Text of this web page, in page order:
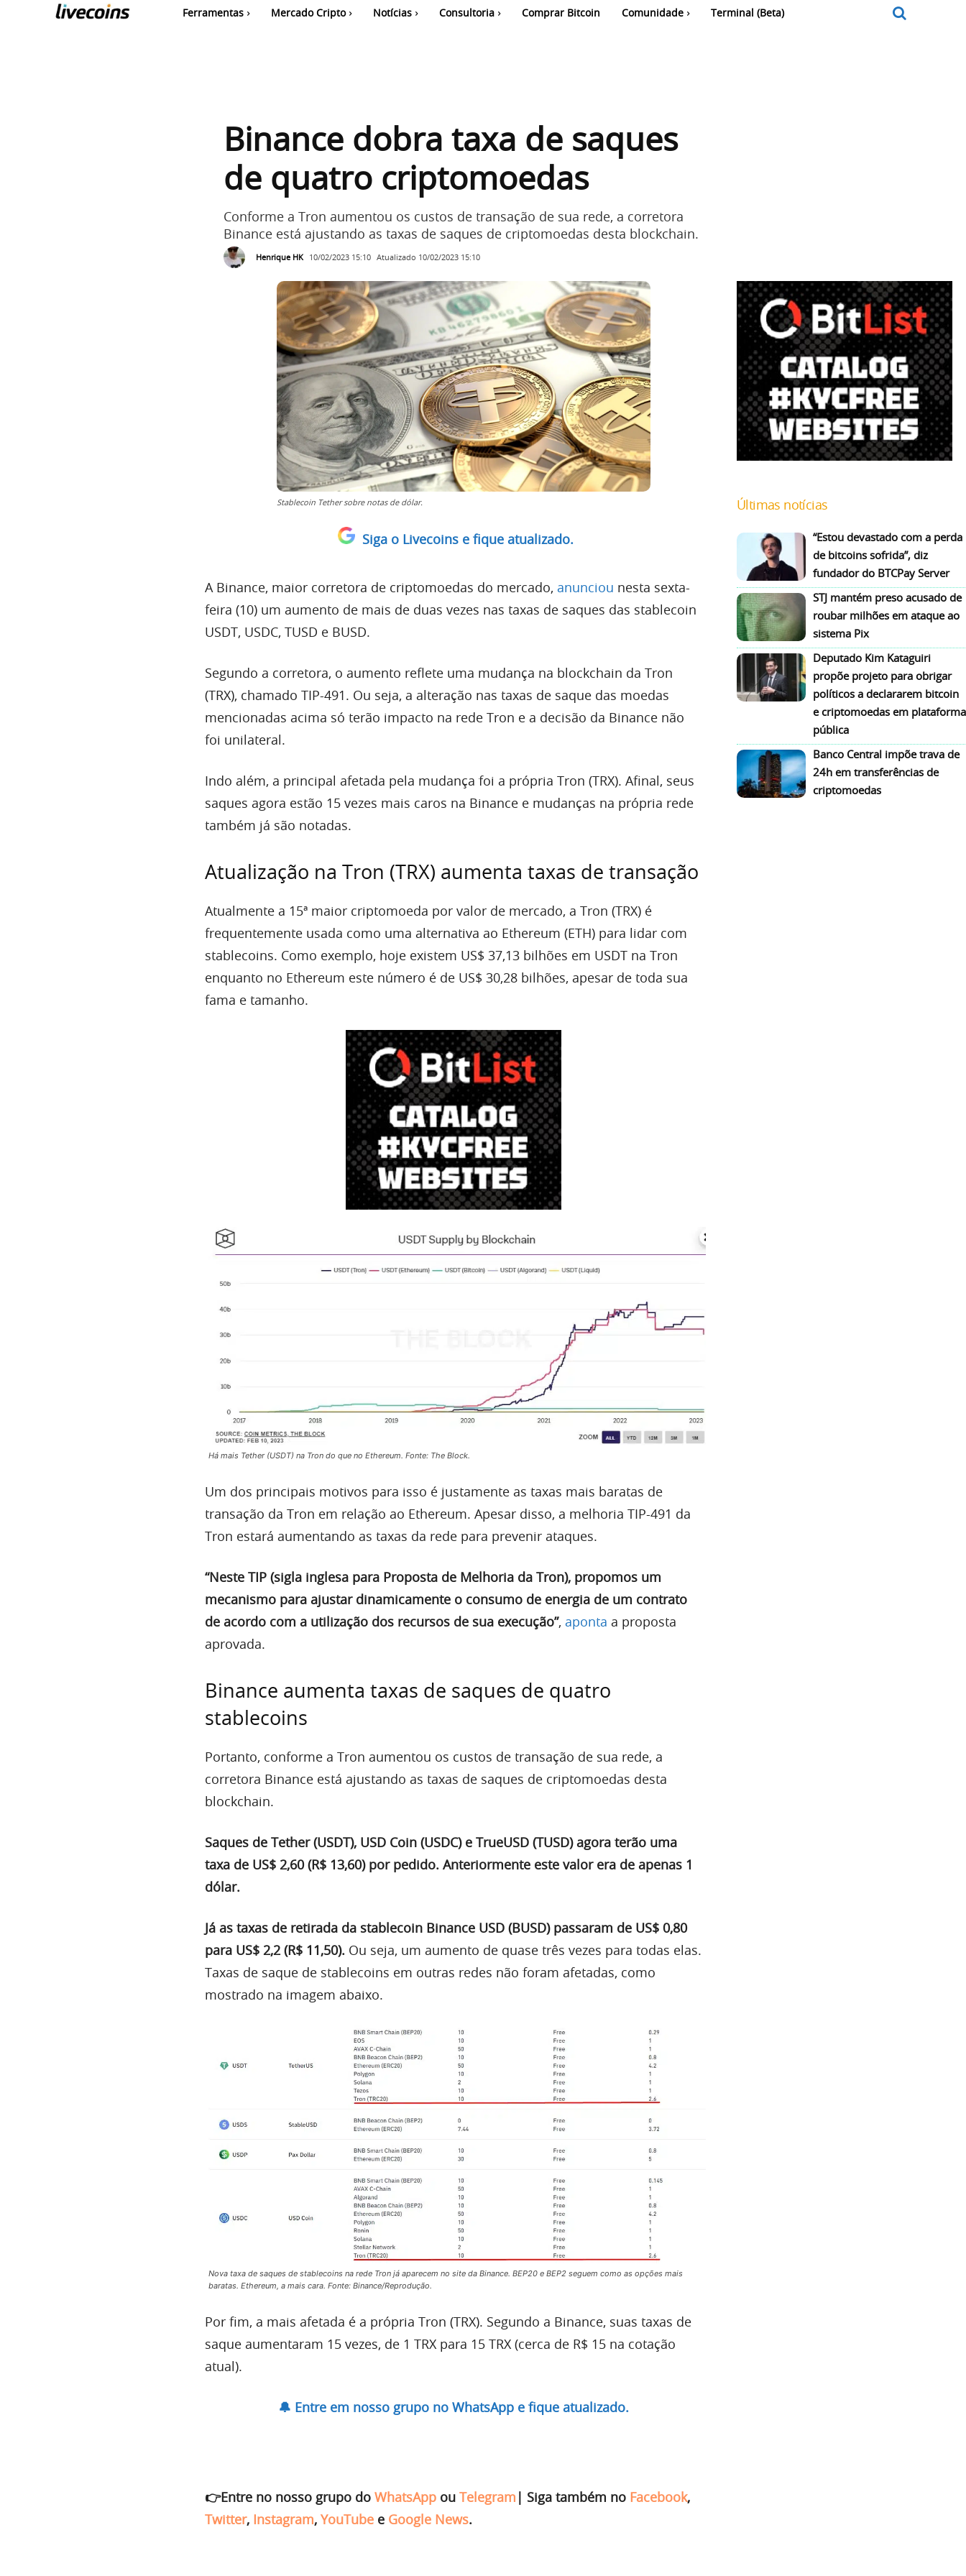
Ferramentas Mercado Cripto Notícias Consultoria Comprar Bitcoin Comunidade Terminal (Beta)
Binance dobra taxa de saques
de quatro criptomoedas
Conforme a Tron aumentou os custos de transação de sua rede, a corretora
Binance está ajustando as taxas de saques de criptomoedas desta blockchain.
Henrique HK 10/02/2023 15:10 Atualizado 10/02/2023 15:10
Stablecoin Tether sobre notas de dólar.
Siga o Livecoins e fique atualizado.
A Binance, maior corretora de criptomoedas do mercado, anunciou nesta sexta-
feira (10) um aumento de mais de duas vezes nas taxas de saques das stablecoin
USDT, USDC, TUSD e BUSD.
Segundo a corretora, o aumento reflete uma mudança na blockchain da Tron
(TRX), chamado TIP-491. Ou seja, a alteração nas taxas de saque das moedas
mencionadas acima só terão impacto na rede Tron e a decisão da Binance não
foi unilateral.
Indo além, a principal afetada pela mudança foi a própria Tron (TRX). Afinal, seus
saques agora estão 15 vezes mais caros na Binance e mudanças na própria rede
também já são notadas.
Atualização na Tron (TRX) aumenta taxas de transação
Atualmente a 15ª maior criptomoeda por valor de mercado, a Tron (TRX) é
frequentemente usada como uma alternativa ao Ethereum (ETH) para lidar com
stablecoins. Como exemplo, hoje existem US$ 37,13 bilhões em USDT na Tron
enquanto no Ethereum este número é de US$ 30,28 bilhões, apesar de toda sua
fama e tamanho.
Há mais Tether (USDT) na Tron do que no Ethereum. Fonte: The Block.
Um dos principais motivos para isso é justamente as taxas mais baratas de
transação da Tron em relação ao Ethereum. Apesar disso, a melhoria TIP-491 da
Tron estará aumentando as taxas da rede para prevenir ataques.
“Neste TIP (sigla inglesa para Proposta de Melhoria da Tron), propomos um
mecanismo para ajustar dinamicamente o consumo de energia de um contrato
de acordo com a utilização dos recursos de sua execução”, aponta a proposta
aprovada.
Binance aumenta taxas de saques de quatro
stablecoins
Portanto, conforme a Tron aumentou os custos de transação de sua rede, a
corretora Binance está ajustando as taxas de saques de criptomoedas desta
blockchain.
Saques de Tether (USDT), USD Coin (USDC) e TrueUSD (TUSD) agora terão uma
taxa de US$ 2,60 (R$ 13,60) por pedido. Anteriormente este valor era de apenas 1
dólar.
Já as taxas de retirada da stablecoin Binance USD (BUSD) passaram de US$ 0,80
para US$ 2,2 (R$ 11,50). Ou seja, um aumento de quase três vezes para todas elas.
Taxas de saque de stablecoins em outras redes não foram afetadas, como
mostrado na imagem abaixo.
Nova taxa de saques de stablecoins na rede Tron já aparecem no site da Binance. BEP20 e BEP2 seguem como as opções mais
baratas. Ethereum, a mais cara. Fonte: Binance/Reprodução.
Por fim, a mais afetada é a própria Tron (TRX). Segundo a Binance, suas taxas de
saque aumentaram 15 vezes, de 1 TRX para 15 TRX (cerca de R$ 15 na cotação
atual).
🔔 Entre em nosso grupo no WhatsApp e fique atualizado.
👉Entre no nosso grupo do WhatsApp ou Telegram | Siga também no Facebook,
Twitter, Instagram, YouTube e Google News.
Últimas notícias
“Estou devastado com a perda
de bitcoins sofrida”, diz
fundador do BTCPay Server
STJ mantém preso acusado de
roubar milhões em ataque ao
sistema Pix
Deputado Kim Kataguiri
propõe projeto para obrigar
políticos a declararem bitcoin
e criptomoedas em plataforma
pública
Banco Central impõe trava de
24h em transferências de
criptomoedas